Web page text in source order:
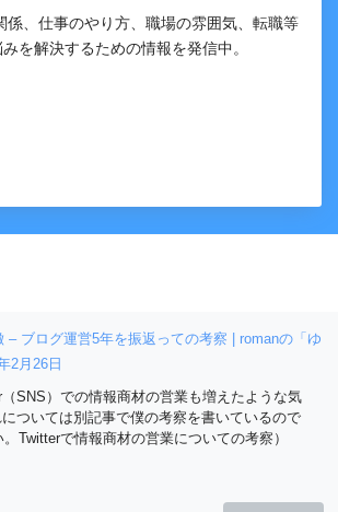
係、仕事のやり方、職場の雰囲気、転職等
を解決するための情報を発信中。
– ブログ運営5年を振返っての考察 | romanの「ゆ
2月26日
SNS）での情報商材の営業も増えたような気
ついては別記事で僕の考察を書いているので
Twitterで情報商材の営業についての考察）